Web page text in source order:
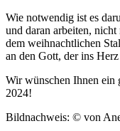
Wie notwendig ist es
und daran arbeiten, nicht
dem weihnachtlichen
an den Gott, der ins Herz
Wir wünschen Ihnen ein
2024!
Bildnachweis: © von